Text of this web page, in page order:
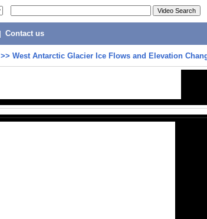
Contact us
>> West Antarctic Glacier Ice Flows and Elevation